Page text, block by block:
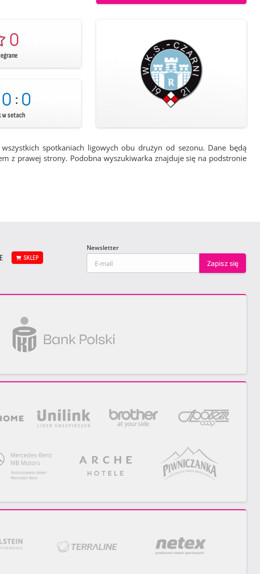
0
0:0
w setach
spotkaniach ligowych obu drużyn od sezonu. Dane będą
z prawej strony. Podobna wyszukiwarka znajduje się na podstronie
SKLEP
Newsletter